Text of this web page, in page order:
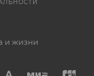
и жизни